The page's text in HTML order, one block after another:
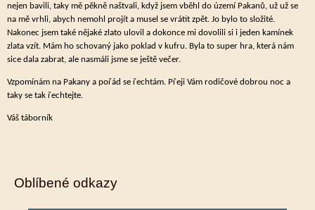
nejen bavili, taky mě pěkně naštvali, když jsem vběhl do území Pakanů, už už se
na mě vrhli, abych nemohl projít a musel se vrátit zpět. Jo bylo to složité.
Nakonec jsem také nějaké zlato ulovil a dokonce mi dovolili si i jeden kamínek
zlata vzít. Mám ho schovaný jako poklad v kufru. Byla to super hra, která nám
sice dala zabrat, ale nasmáli jsme se ještě večer.
Vzpomínám na Pakany a pořád se řechtám. Přeji Vám rodičové dobrou noc a
taky se tak řechtejte.
Váš táborník
Oblíbené odkazy